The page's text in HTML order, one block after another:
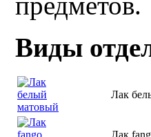
Виды
Лак
Лак